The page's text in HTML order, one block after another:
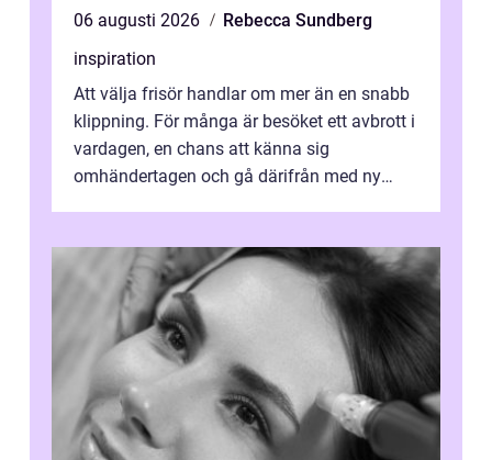
06 augusti 2026
Rebecca Sundberg
inspiration
Att välja frisör handlar om mer än en snabb
klippning. För många är besöket ett avbrott i
vardagen, en chans att känna sig
omhändertagen och gå därifrån med ny